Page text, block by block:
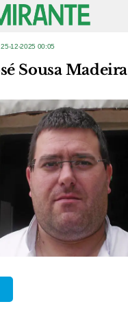
12-2025 00:05
Sousa Madeira